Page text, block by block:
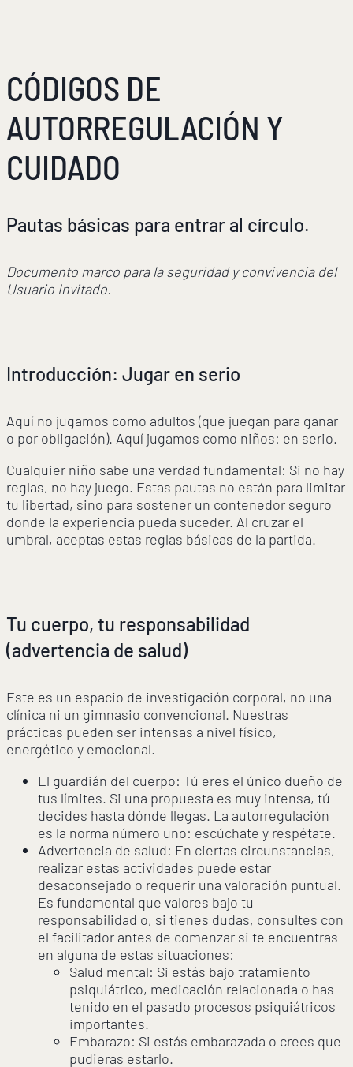
CÓDIGOS DE
AUTORREGULACIÓN Y
CUIDADO
Pautas básicas para entrar al círculo.
Documento marco para la seguridad y convivencia del
Usuario Invitado.
Introducción: Jugar en serio
Aquí no jugamos como adultos (que juegan para ganar
o por obligación). Aquí jugamos como niños: en serio.
Cualquier niño sabe una verdad fundamental: Si no hay
reglas, no hay juego. Estas pautas no están para limitar
tu libertad, sino para sostener un contenedor seguro
donde la experiencia pueda suceder. Al cruzar el
umbral, aceptas estas reglas básicas de la partida.
Tu cuerpo, tu responsabilidad
(advertencia de salud)
Este es un espacio de investigación corporal, no una
clínica ni un gimnasio convencional. Nuestras
prácticas pueden ser intensas a nivel físico,
energético y emocional.
El guardián del cuerpo: Tú eres el único dueño de
tus límites. Si una propuesta es muy intensa, tú
decides hasta dónde llegas. La autorregulación
es la norma número uno: escúchate y respétate.
Advertencia de salud: En ciertas circunstancias,
realizar estas actividades puede estar
desaconsejado o requerir una valoración puntual.
Es fundamental que valores bajo tu
responsabilidad o, si tienes dudas, consultes con
el facilitador antes de comenzar si te encuentras
en alguna de estas situaciones:
Salud mental: Si estás bajo tratamiento
psiquiátrico, medicación relacionada o has
tenido en el pasado procesos psiquiátricos
importantes.
Embarazo: Si estás embarazada o crees que
pudieras estarlo.